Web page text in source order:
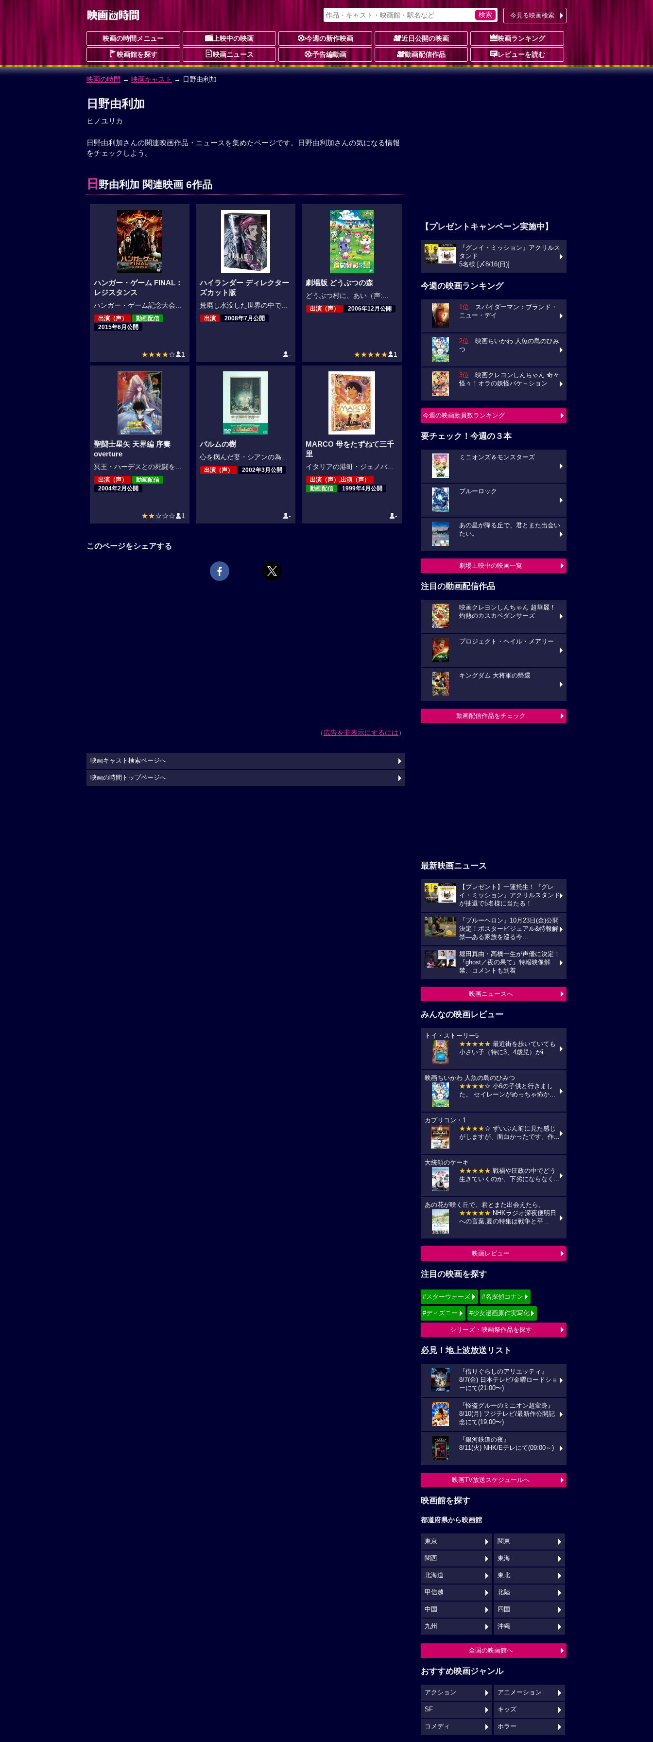
今見る映画検索
映画の時間メニュー 上映中の映画 今週の新作映画 近日公開の映画 映画ランキング
映画館を探す 映画ニュース 予告編動画 動画配信作品 レビューを読む
映画の時間 → 映画キャスト → 日野由利加
日野由利加
ヒノユリカ
日野由利加さんの関連映画作品・ニュースを集めたページです。日野由利加さんの気になる情報
をチェックしよう。
日 野由利加 関連映画 6作品
ハンガー・ゲーム FINAL：
レジスタンス
ハンガー・ゲーム記念大会...
出演（声）
動画配信
2015年6月公開
★★★★☆ 1
ハイランダー ディレクター
ズカット版
荒廃し水没した世界の中で...
出演 2008年7月公開
-
劇場版 どうぶつの森
どうぶつ村に、あい（声:...
出演（声） 2006年12月公開
★★★★★ 1
聖闘士星矢 天界編 序奏
overture
冥王・ハーデスとの死闘を...
出演（声）
動画配信
2004年2月公開
★★☆☆☆ 1
パルムの樹
心を病んだ妻・シアンの為...
出演（声） 2002年3月公開
-
MARCO 母をたずねて三千
里
イタリアの港町・ジェノバ...
出演（声）,出演（声）
動画配信
1999年4月公開
-
このページをシェアする
（広告を非表示にするには）
【プレゼントキャンペーン実施中】
『グレイ・ミッション』アクリルス
タンド
5名様 [〆8/16(日)]
今週の映画ランキング
1位 スパイダーマン：ブランド・
ニュー・デイ
2位 映画ちいかわ 人魚の島のひみ
つ
3位 映画クレヨンしんちゃん 奇々
怪々！オラの妖怪バケ～ション
今週の映画動員数ランキング
要チェック！今週の３本
ミニオンズ＆モンスターズ
ブルーロック
あの星が降る丘で、君とまた出会い
たい。
劇場上映中の映画一覧
注目の動画配信作品
映画クレヨンしんちゃん 超華麗！
灼熱のカスカベダンサーズ
プロジェクト・ヘイル・メアリー
キングダム 大将軍の帰還
動画配信作品をチェック
最新映画ニュース
【プレゼント】一蓮托生！『グレ
イ・ミッション』アクリルスタンド
が抽選で5名様に当たる！
『ブルーヘロン』10月23日(金)公開
決定！ポスタービジュアル&特報解
禁―ある家族を巡る今...
堀田真由・高橋一生が声優に決定！
『ghost／夜の果て』特報映像解
禁、コメントも到着
映画ニュースへ
みんなの映画レビュー
トイ・ストーリー5
★★★★★ 最近街を歩いていても
小さい子（特に3、4歳児）がi...
映画ちいかわ 人魚の島のひみつ
★★★★☆ 小6の子供と行きまし
た。 セイレーンがめっちゃ怖か...
カプリコン・1
★★★★☆ ずいぶん前に見た感じ
がしますが、面白かったです。作...
大統領のケーキ
★★★★★ 戦禍や圧政の中でどう
生きていくのか、下劣にならなく...
あの花が咲く丘で、君とまた出会えたら。
★★★★★ NHKラジオ深夜便明日
への言葉,夏の特集は戦争と平...
映画レビュー
注目の映画を探す
#スターウォーズ #名探偵コナン
#ディズニー #少女漫画原作実写化
シリーズ・映画祭作品を探す
必見！地上波放送リスト
『借りぐらしのアリエッティ』
8/7(金) 日本テレビ/金曜ロードショ
ーにて(21:00〜)
『怪盗グルーのミニオン超変身』
8/10(月) フジテレビ/最新作公開記
念にて(19:00〜)
『銀河鉄道の夜』
8/11(火) NHK/Eテレにて(09:00～)
映画TV放送スケジュールへ
映画館を探す
都道府県から映画館
東京 関東
関西 東海
北海道 東北
甲信越 北陸
中国 四国
九州 沖縄
全国の映画館へ
おすすめ映画ジャンル
アクション アニメーション
SF キッズ
コメディ ホラー
映画キャスト検索ページへ
映画の時間トップページへ